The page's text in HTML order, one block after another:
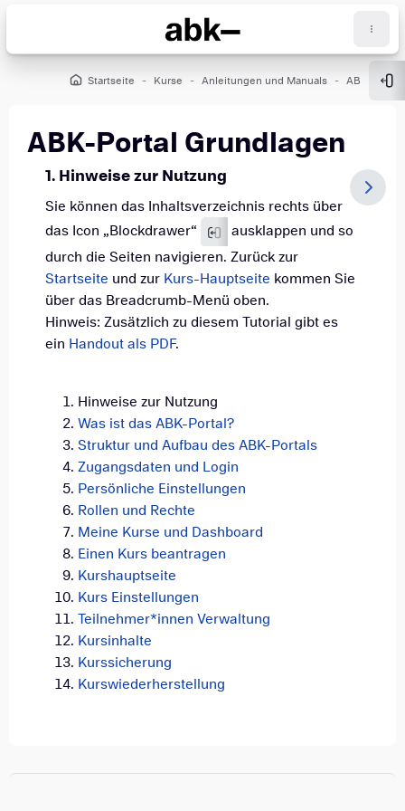
Startseite Kurse Anleitungen und Manuals ABK-Portal
ABK-Portal Grundlagen
Abschlussbedingungen
1. Hinweise zur Nutzung
Sie können das Inhaltsverzeichnis rechts über
das Icon „Blockdrawer“
ausklappen und so
durch die Seiten navigieren. Zurück zur
Startseite und zur Kurs-Hauptseite kommen Sie
über das Breadcrumb-Menü oben.
Hinweis: Zusätzlich zu diesem Tutorial gibt es
ein Handout als PDF.
Hinweise zur Nutzung
Was ist das ABK-Portal?
Struktur und Aufbau des ABK-Portals
Zugangsdaten und Login
Persönliche Einstellungen
Rollen und Rechte
Meine Kurse und Dashboard
Einen Kurs beantragen
Kurshauptseite
Kurs Einstellungen
Teilnehmer*innen Verwaltung
Kursinhalte
Kurssicherung
Kurswiederherstellung